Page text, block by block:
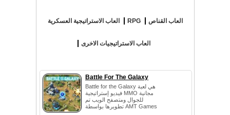
العاب الاستراتيجية العسكرية RPG العاب القناص
العاب الاستراتيجيات الاخرى
Battle For The Galaxy
Battle for the Galaxy هي لعبة
فيديو إستراتيجية MMO مجانية
للجوال ومتصفح الويب تم
تطويرها بواسطة AMT Games